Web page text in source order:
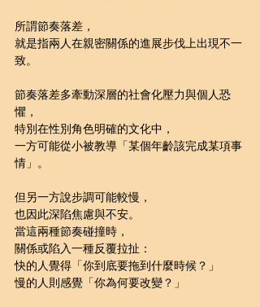
所謂節奏落差，
就是指兩人在親密關係的進展步伐上出現不一
致。
節奏落差多牽動深層的社會化壓力與個人恐
懼，
特別在性別角色明確的文化中，
一方可能從小被教導「某個年齡該完成某項事
情」。
但另一方說步調可能較慢，
也因此深陷焦慮與不安。
當這兩種節奏碰撞時，
關係或陷入一種反覆拉扯：
快的人覺得「你到底要拖到什麼時候？」
慢的人則感覺「你為何要改變？」